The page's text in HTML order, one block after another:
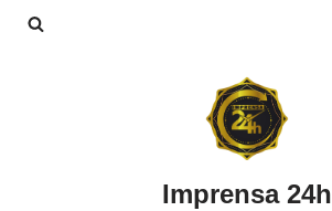
Imprensa 24h